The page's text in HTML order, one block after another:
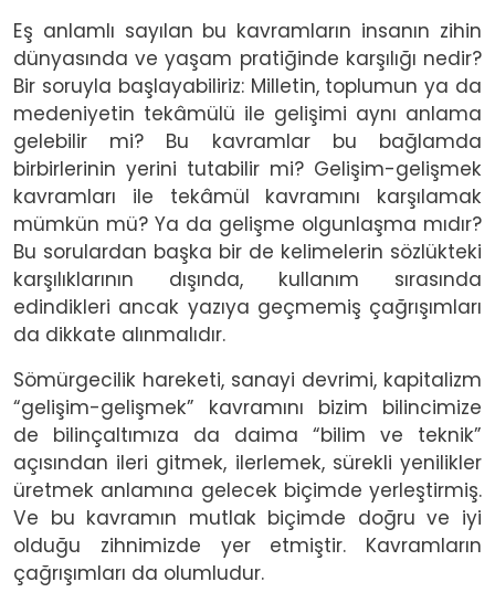
Eş anlamlı sayılan bu kavramların insanın zihin
dünyasında ve yaşam pratiğinde karşılığı nedir?
Bir soruyla başlayabiliriz: Milletin, toplumun ya da
medeniyetin tekâmülü ile gelişimi aynı anlama
gelebilir mi? Bu kavramlar bu bağlamda
birbirlerinin yerini tutabilir mi? Gelişim-gelişmek
kavramları ile tekâmül kavramını karşılamak
mümkün mü? Ya da gelişme olgunlaşma mıdır?
Bu sorulardan başka bir de kelimelerin sözlükteki
karşılıklarının dışında, kullanım sırasında
edindikleri ancak yazıya geçmemiş çağrışımları
da dikkate alınmalıdır.
Sömürgecilik hareketi, sanayi devrimi, kapitalizm
“gelişim-gelişmek” kavramını bizim bilincimize
de bilinçaltımıza da daima “bilim ve teknik”
açısından ileri gitmek, ilerlemek, sürekli yenilikler
üretmek anlamına gelecek biçimde yerleştirmiş.
Ve bu kavramın mutlak biçimde doğru ve iyi
olduğu zihnimizde yer etmiştir. Kavramların
çağrışımları da olumludur.